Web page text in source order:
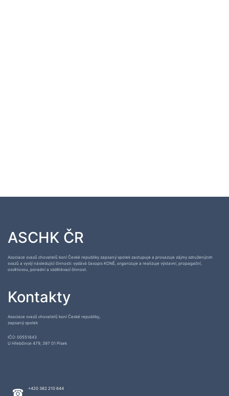
ASCHK ČR
Asociace svazů chovatelů koní České republiky zapsaný spolek zastupuje a prosazuje zájmy sdruženýcvh
svazů a vyvíjí následující činnosti: vydává časopis KONĚ, organizuje a realizuje výstavní, propagační,
osvětovou, poradní a vzdělávací činnost.
Kontakty
Asociace svazů chovatelů koní České republiky,
zapsaný spolek
IČO: 00551643
U Hřebčince 479, 397 01 Písek
+420 382 210 644